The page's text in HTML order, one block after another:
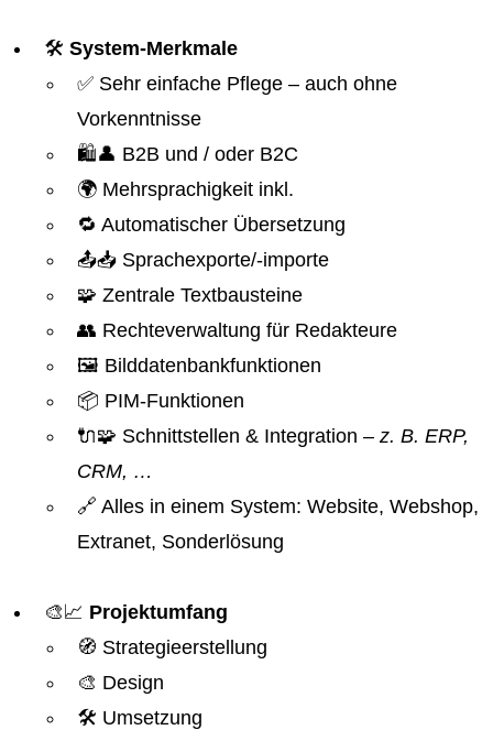
🛠️ System-Merkmale
✅ Sehr einfache Pflege – auch ohne
Vorkenntnisse
🛍️👤 B2B und / oder B2C
🌍 Mehrsprachigkeit inkl.
🔁 Automatischer Übersetzung
📤📥 Sprachexporte/-importe
🧩 Zentrale Textbausteine
👥 Rechteverwaltung für Redakteure
🖼️ Bilddatenbankfunktionen
📦 PIM-Funktionen
🔌🧩 Schnittstellen & Integration – z. B. ERP,
CRM, …
🔗 Alles in einem System: Website, Webshop,
Extranet, Sonderlösung
🎨📈 Projektumfang
🧭 Strategieerstellung
🎨 Design
🛠️ Umsetzung